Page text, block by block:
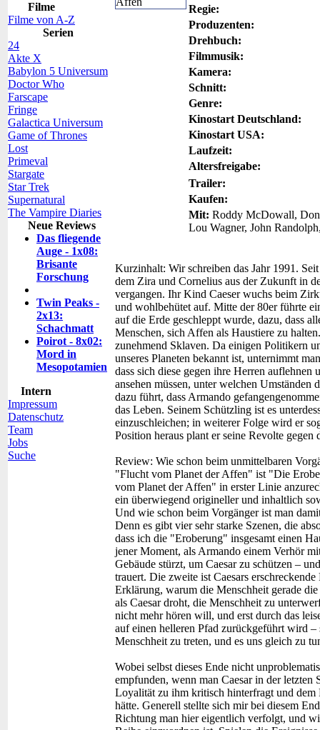
Filme
Filme von A-Z
Serien
24
Akte X
Babylon 5 Universum
Doctor Who
Farscape
Fringe
Galactica Universum
Game of Thrones
Lost
Primeval
Stargate
Star Trek
Supernatural
The Vampire Diaries
Neue Reviews
Das fliegende
Auge - 1x08:
Brisante
Forschung
Twin Peaks -
2x13:
Schachmatt
Poirot - 8x02:
Mord in
Mesopotamien
Intern
Impressum
Datenschutz
Team
Jobs
Suche
Regie:
Produzenten:
Drehbuch:
Filmmusik:
Kamera:
Schnitt:
Genre:
Kinostart Deutschland:
Kinostart USA:
Laufzeit:
Altersfreigabe:
Trailer:
Kaufen:
Mit: Roddy McDowall, Don
Lou Wagner, John
Kurzinhalt: Wir schreiben das Jahr 1991.
dem Zira und Cornelius aus der Zukunft in
vergangen. Ihr Kind Caeser wuchs beim
und wohlbehütet auf. Mitte der 80er führte
auf die Erde geschleppt wurde, dazu, dass
Menschen, sich Affen als Haustiere zu
zunehmend Sklaven. Da einigen Politikern
unseres Planeten bekannt ist, unternimmt
dass sich diese gegen ihre Herren
ansehen müssen, unter welchen
dazu führt, dass Armando
das Leben. Seinem Schützling ist es
einzuschleichen; in weiterer Folge wird er
Position heraus plant er seine Revolte
Review: Wie schon beim unmittelbaren
"Flucht vom Planet der Affen" ist "Die
vom Planet der Affen" in erster Linie
ein überwiegend origineller und inhaltlich
Und wie schon beim Vorgänger ist man
Denn es gibt vier sehr starke Szenen, die
dass ich die "Eroberung" insgesamt einen
jener Moment, als Armando einem Verhör
Gebäude stürzt, um Caesar zu schützen –
trauert. Die zweite ist Caesars
Erklärung, warum die Menschheit gerade
als Caesar droht, die Menschheit zu
nicht mehr hören will, und erst durch das
auf einen helleren Pfad zurückgeführt wird
Menschheit zu treten, und es uns gleich zu
Wobei selbst dieses Ende nicht
empfunden, wenn man Caesar in der letzten
Loyalität zu ihm kritisch hinterfragt und
hätte. Generell stellte sich mir bei diesem
Richtung man hier eigentlich verfolgt, und